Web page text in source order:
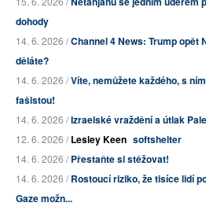
dohody
14. 6. 2026 /Channel 4 News: Trump opět
děláte?
14. 6. 2026 /Víte, nemůžete každého, s
fašistou!
14. 6. 2026 /Izraelské vraždění a útlak
12. 6. 2026 /Lesley Keen softshelter
14. 6. 2026 /Přestaňte si stěžovat!
14. 6. 2026 /Rostoucí riziko, že tisíce lidí
Gaze možn...